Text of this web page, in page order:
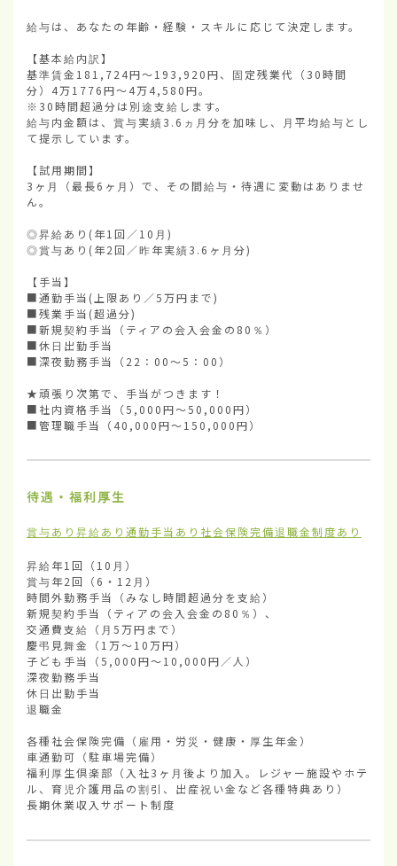
給与は、あなたの年齢・経験・スキルに応じて決定します。
【基本給内訳】
基準賃金181,724円〜193,920円、固定残業代（30時間
分）4万1776円〜4万4,580円。
※30時間超過分は別途支給します。
給与内金額は、賞与実績3.6ヵ月分を加味し、月平均給与とし
て提示しています。
【試用期間】
3ヶ月（最長6ヶ月）で、その間給与・待遇に変動はありませ
ん。
◎昇給あり(年1回／10月)
◎賞与あり(年2回／昨年実績3.6ヶ月分)
【手当】
■通勤手当(上限あり／5万円まで)
■残業手当(超過分)
■新規契約手当（ティアの会入会金の80％）
■休日出勤手当
■深夜勤務手当（22：00〜5：00）
★頑張り次第で、手当がつきます！
■社内資格手当（5,000円〜50,000円）
■管理職手当（40,000円〜150,000円）
待遇・福利厚生
賞与あり 昇給あり 通勤手当あり 社会保険完備退職金制度あり
昇給年1回（10月）
賞与年2回（6・12月）
時間外勤務手当（みなし時間超過分を支給）
新規契約手当（ティアの会入会金の80％）、
交通費支給（月5万円まで）
慶弔見舞金（1万〜10万円）
子ども手当（5,000円〜10,000円／人）
深夜勤務手当
休日出勤手当
退職金
各種社会保険完備（雇用・労災・健康・厚生年金）
車通勤可（駐車場完備）
福利厚生倶楽部（入社3ヶ月後より加入。レジャー施設やホテ
ル、育児介護用品の割引、出産祝い金など各種特典あり）
長期休業収入サポート制度